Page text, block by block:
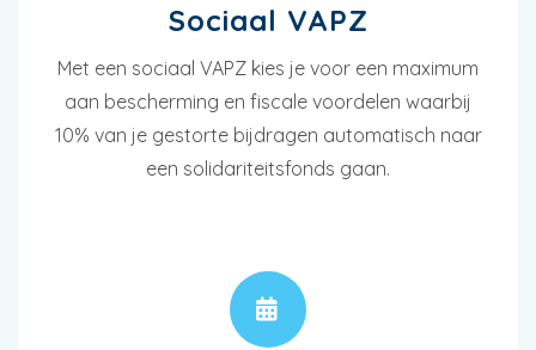
Sociaal VAPZ
Met een sociaal VAPZ kies je voor een maximum
aan bescherming en fiscale voordelen waarbij
10% van je gestorte bijdragen automatisch naar
een solidariteitsfonds gaan.